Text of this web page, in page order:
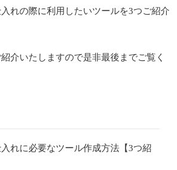
れの際に利用したいツールを3つご紹介
介いたしますので是非最後までご覧く
れに必要なツール作成方法【3つ紹